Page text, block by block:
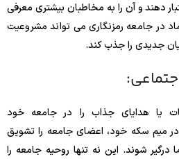
دهند و آن را به مخاطبان بیشتری معرفی
در جامعه رمزنگاری می تواند مشروعیت
جدیدی را جذب کند.
یا هدایای جذاب را در جامعه خود
در میم سکه خود، اعضای جامعه را تشویق
درگیر شوند. این نه تنها روحیه جامعه را